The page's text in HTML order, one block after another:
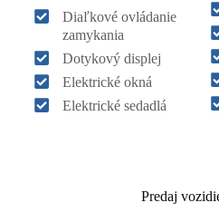
Diaľkové ovládanie
zamykania
Dotykový displej
Elektrické okná
Elektrické sedadlá
Predaj